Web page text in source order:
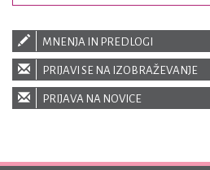
MNENJA IN PREDLOGI
PRIJAVI SE NA IZOBRAŽEVANJE
PRIJAVA NA NOVICE